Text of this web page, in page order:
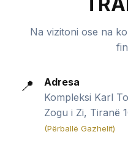
Na vizitoni ose na
📍
Adresa
Kompleksi Karl
Zogu i Zi, Tiranë
(Përballë Gazhelit)